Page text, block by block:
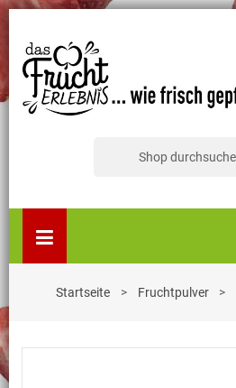
Startseite Fruchtpulver